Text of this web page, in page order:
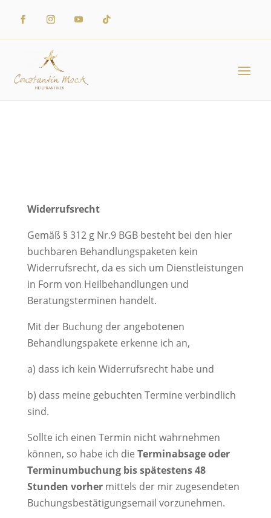
Widerrufsrecht
Gemäß § 312 g Nr.9 BGB besteht bei den hier
buchbaren Behandlungspaketen kein
Widerrufsrecht, da es sich um Dienstleistungen
in Form von Heilbehandlungen und
Beratungsterminen handelt.
Mit der Buchung der angebotenen
Behandlungspakete erkenne ich an,
a) dass ich kein Widerrufsrecht habe und
b) dass meine gebuchten Termine verbindlich
sind.
Sollte ich einen Termin nicht wahrnehmen
können, so habe ich die Terminabsage oder
Terminumbuchung bis spätestens 48
Stunden vorhermittels der mir zugesendeten
Buchungsbestätigungsemail vorzunehmen.